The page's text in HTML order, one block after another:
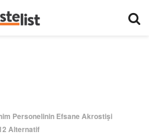
Personelinin Efsane Akrostişi
Alternatif